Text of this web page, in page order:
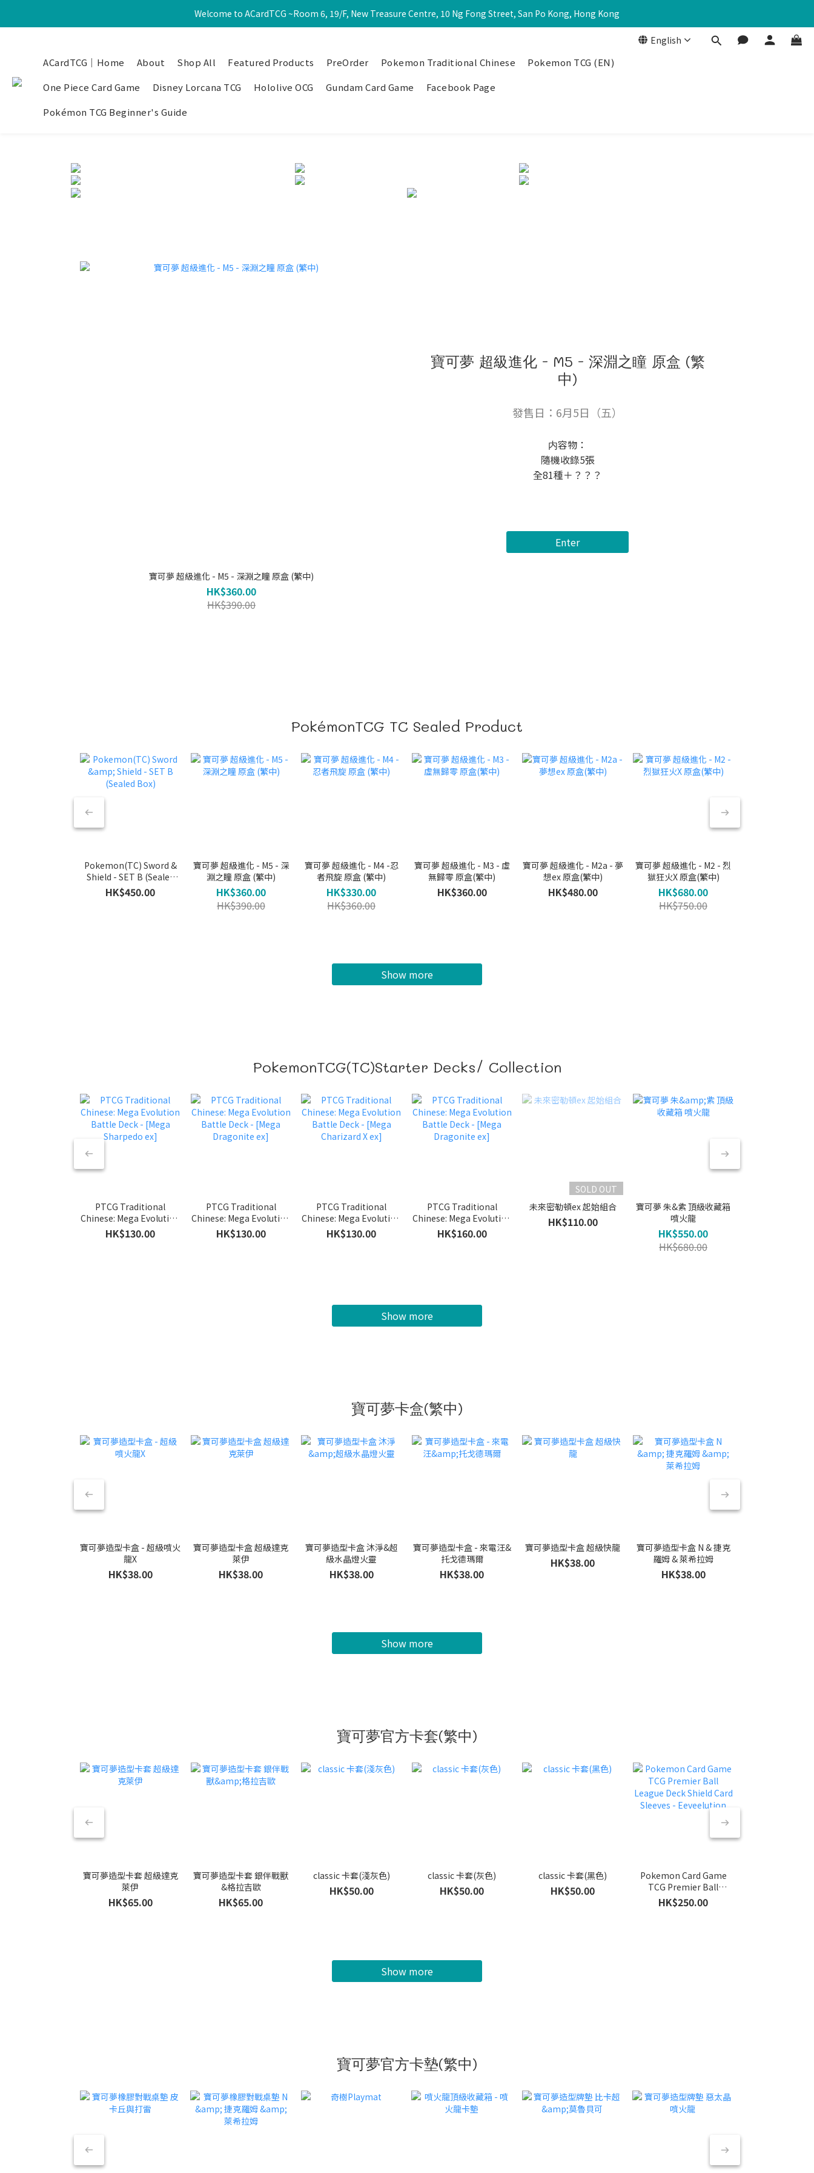
Welcome to ACardTCG ~Room 6, 19/F, New Treasure Centre, 10 Ng Fong Street, San Po Kong, Hong Kong
English
ACardTCG｜Home About Shop All Featured Products PreOrder Pokemon Traditional Chinese
Pokemon TCG (EN)
One Piece Card Game
Disney Lorcana TCG Hololive OCG Gundam Card Game
Facebook Page
Pokémon TCG Beginner's Guide
寶可夢 超級進化 - M5 - 深淵之瞳 原盒 (繁中)
HK$360.00
HK$390.00
寶可夢 超級進化 - M5 - 深淵之瞳 原盒 (繁
中)
發售日：6月5日（五）
内容物：
隨機收錄5張
全81種＋？？？
Enter
PokémonTCG TC Sealed Product
Pokemon(TC) Sword &
Shield - SET B (Sealed
Box)
HK$450.00
寶可夢 超級進化 - M5 - 深
淵之瞳 原盒 (繁中)
HK$360.00
HK$390.00
寶可夢 超級進化 - M4 -忍
者飛旋 原盒 (繁中)
HK$330.00
HK$360.00
寶可夢 超級進化 - M3 - 虛
無歸零 原盒(繁中)
HK$360.00
寶可夢 超級進化 - M2a - 夢
想ex 原盒(繁中)
HK$480.00
寶可夢 超級進化 - M2 - 烈
獄狂火X 原盒(繁中)
HK$680.00
HK$750.00
Show more
PokemonTCG(TC)Starter Decks/ Collection
PTCG Traditional
Chinese: Mega Evolution
Battle Deck - [Mega
Sharpedo ex]
HK$130.00
PTCG Traditional
Chinese: Mega Evolution
Battle Deck - [Mega
Dragonite ex]
HK$130.00
PTCG Traditional
Chinese: Mega Evolution
Battle Deck - [Mega
Charizard X ex]
HK$130.00
PTCG Traditional
Chinese: Mega Evolution
Battle Deck - [Mega
Dragonite ex]
HK$160.00
SOLD OUT
未來密勒頓ex 起始組合
HK$110.00
寶可夢 朱&紫 頂級收藏箱
噴火龍
HK$550.00
HK$680.00
Show more
寶可夢卡盒(繁中)
寶可夢造型卡盒 - 超級噴火
龍X
HK$38.00
寶可夢造型卡盒 超級達克
萊伊
HK$38.00
寶可夢造型卡盒 沐淨&超
級水晶燈火靈
HK$38.00
寶可夢造型卡盒 - 來電汪&
托戈德瑪爾
HK$38.00
寶可夢造型卡盒 超級快龍
HK$38.00
寶可夢造型卡盒 N & 捷克
羅姆 & 萊希拉姆
HK$38.00
Show more
寶可夢官方卡套(繁中)
寶可夢造型卡套 超級達克
萊伊
HK$65.00
寶可夢造型卡套 銀伴戰獸
&格拉吉歐
HK$65.00
classic 卡套(淺灰色)
HK$50.00
classic 卡套(灰色)
HK$50.00
classic 卡套(黑色)
HK$50.00
Pokemon Card Game
TCG Premier Ball
League Deck Shield Card
Sleeves - Eeveelution
HK$250.00
Show more
寶可夢官方卡墊(繁中)